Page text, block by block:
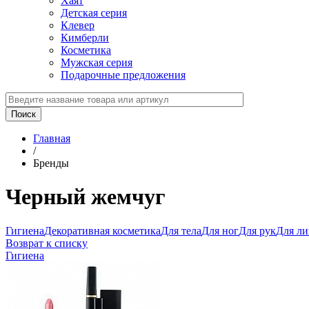
Детская серия
Клевер
Кимберли
Косметика
Мужская серия
Подарочные предложения
Главная
/
Бренды
Черный жемчуг
ГигиенаДекоративная косметикаДля телаДля ногДля рукДля
Возврат к списку
Гигиена